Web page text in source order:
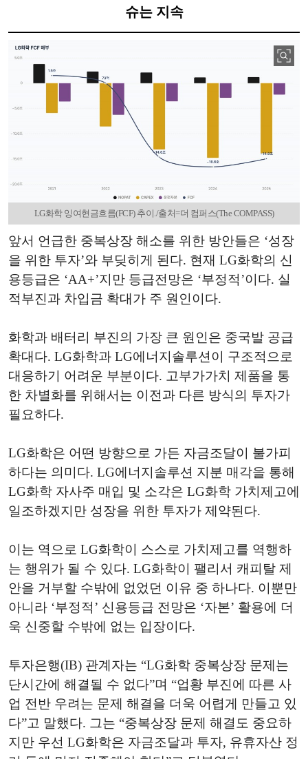
슈는 지속
LG화학 잉여현금흐름(FCF) 추이./출처=더 컴퍼스(The COMPASS)
앞서 언급한 중복상장 해소를 위한 방안들은 ‘성장
을 위한 투자’와 부딪히게 된다. 현재 LG화학의 신
용등급은 ‘AA+’지만 등급전망은 ‘부정적’이다. 실
적부진과 차입금 확대가 주 원인이다.
화학과 배터리 부진의 가장 큰 원인은 중국발 공급
확대다. LG화학과 LG에너지솔루션이 구조적으로
대응하기 어려운 부분이다. 고부가가치 제품을 통
한 차별화를 위해서는 이전과 다른 방식의 투자가
필요하다.
LG화학은 어떤 방향으로 가든 자금조달이 불가피
하다는 의미다. LG에너지솔루션 지분 매각을 통해
LG화학 자사주 매입 및 소각은 LG화학 가치제고에
일조하겠지만 성장을 위한 투자가 제약된다.
이는 역으로 LG화학이 스스로 가치제고를 역행하
는 행위가 될 수 있다. LG화학이 팰리서 캐피탈 제
안을 거부할 수밖에 없었던 이유 중 하나다. 이뿐만
아니라 ‘부정적’ 신용등급 전망은 ‘자본’ 활용에 더
욱 신중할 수밖에 없는 입장이다.
투자은행(IB) 관계자는 “LG화학 중복상장 문제는
단시간에 해결될 수 없다”며 “업황 부진에 따른 사
업 전반 우려는 문제 해결을 더욱 어렵게 만들고 있
다”고 말했다. 그는 “중복상장 문제 해결도 중요하
지만 우선 LG화학은 자금조달과 투자, 유휴자산 정